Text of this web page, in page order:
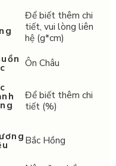
Để biết thêm chi
tiết, vui lòng liên
hệ (g*cm)
Ôn Châu
Để biết thêm chi
tiết (%)
Bắc Hồng